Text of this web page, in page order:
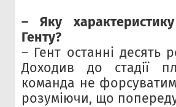
– Яку
Генту?
– Гент останні десять
Доходив до стадії
команда не
розуміючи, що